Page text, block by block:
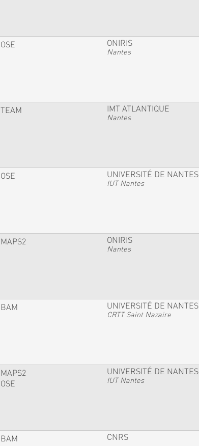
OSE ONIRIS
Nantes
TEAM IMT ATLANTIQUE
Nantes
OSE UNIVERSITÉ DE NANTES
IUT Nantes
MAPS2 ONIRIS
Nantes
BAM UNIVERSITÉ DE NANTES
CRTT Saint Nazaire
MAPS2
OSE
UNIVERSITÉ DE NANTES
IUT Nantes
BAM CNRS